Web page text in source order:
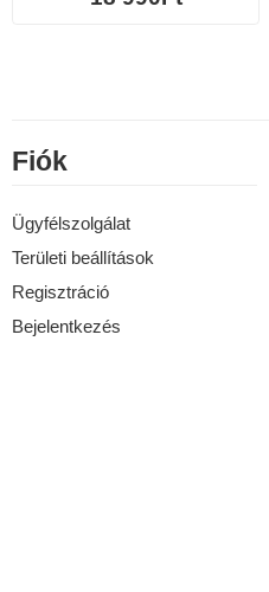
Fiók
Ügyfélszolgálat
Területi beállítások
Regisztráció
Bejelentkezés